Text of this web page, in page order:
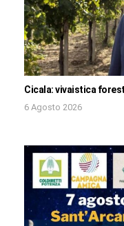
Cicala: vivaistica
6 Agosto 2026